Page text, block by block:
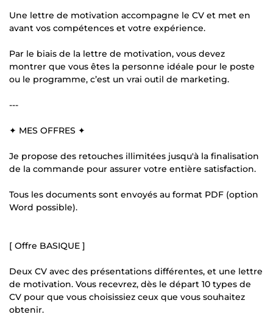
Une lettre de motivation accompagne le CV et met en
avant vos compétences et votre expérience.
Par le biais de la lettre de motivation, vous devez
montrer que vous êtes la personne idéale pour le poste
ou le programme, c’est un vrai outil de marketing.
---
✦ MES OFFRES ✦
Je propose des retouches illimitées jusqu'à la finalisation
de la commande pour assurer votre entière satisfaction.
Tous les documents sont envoyés au format PDF (option
Word possible).
[ Offre BASIQUE ]
Deux CV avec des présentations différentes, et une lettre
de motivation. Vous recevrez, dès le départ 10 types de
CV pour que vous choisissiez ceux que vous souhaitez
obtenir.